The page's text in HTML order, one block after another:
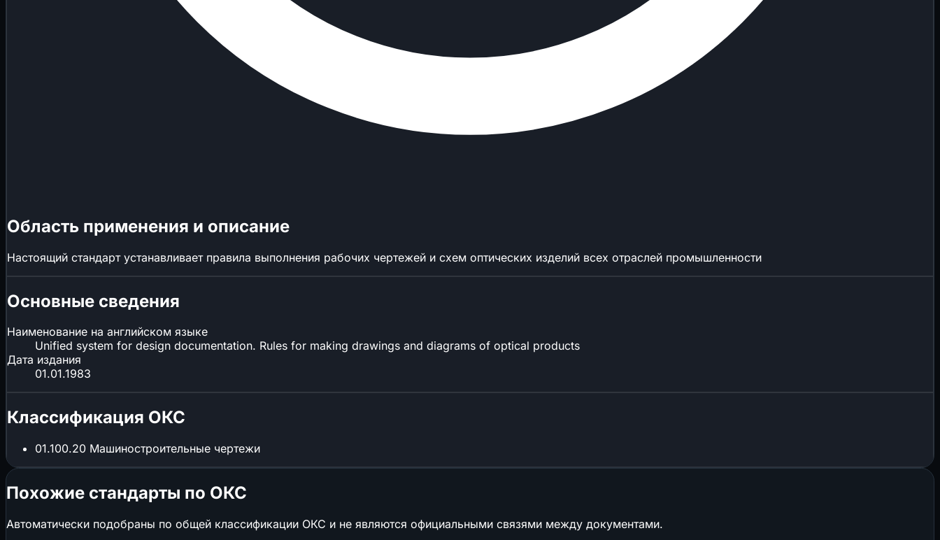
Область применения и описание
Настоящий стандарт устанавливает правила выполнения рабочих чертежей и схем оптических изделий всех отраслей промышленности
Основные сведения
Наименование на английском языке
Unified system for design documentation. Rules for making drawings and diagrams of optical products
Дата издания
01.01.1983
Классификация ОКС
01.100.20 Машиностроительные чертежи
Похожие стандарты по ОКС
Автоматически подобраны по общей классификации ОКС и не являются официальными связями между документами.